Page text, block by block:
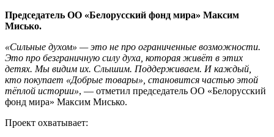
Председатель ОО «Белорусский фонд мира» Максим
Мисько.
«Сильные духом» — это не про ограниченные возможности.
Это про безграничную силу духа, которая живёт в этих
детях. Мы видим их. Слышим. Поддерживаем. И каждый,
кто покупает «Добрые товары», становится частью этой
тёплой истории», — отметил председатель ОО «Белорусский
фонд мира» Максим Мисько.
Проект охватывает: